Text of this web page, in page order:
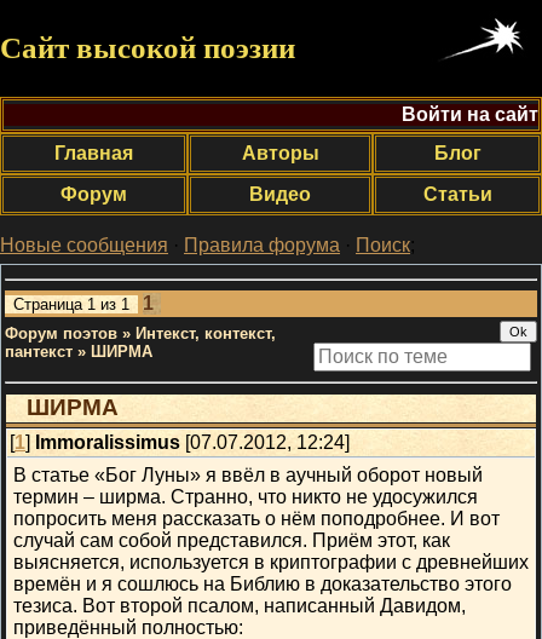
Сайт высокой поэзии
Войти на сайт
Главная
Авторы
Блог
Форум
Видео Статьи
Новые сообщения · Правила форума · Поиск;
Страница 1 из 1 1
Форум поэтов » Интекст, контекст,
пантекст » ШИРМА
ШИРМА
[1] Immoralissimus [07.07.2012, 12:24]
В статье «Бог Луны» я ввёл в аучный оборот новый
термин – ширма. Странно, что никто не удосужился
попросить меня рассказать о нём поподробнее. И вот
случай сам собой представился. Приём этот, как
выясняется, используется в криптографии с древнейших
времён и я сошлюсь на Библию в доказательство этого
тезиса. Вот второй псалом, написанный Давидом,
приведённый полностью: